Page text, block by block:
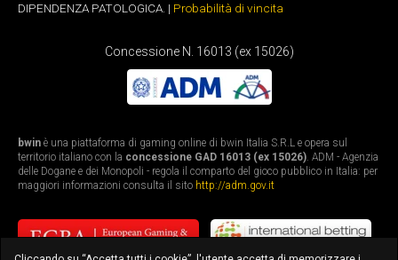
DIPENDENZA PATOLOGICA. | Probabilità di vincita
Concessione N. 16013 (ex 15026)
bwin è una piattaforma di gaming online di bwin Italia S.R.L e opera sul
territorio italiano con la concessione GAD 16013 (ex 15026). ADM - Agenzia
delle Dogane e dei Monopoli - regola il comparto del gioco pubblico in Italia: per
maggiori informazioni consulta il sito http://adm.gov.it